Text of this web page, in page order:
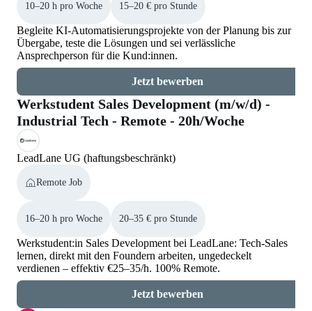
10–20 h pro Woche 15–20 € pro Stunde
Begleite KI-Automatisierungsprojekte von der Planung bis zur
Übergabe, teste die Lösungen und sei verlässliche
Ansprechperson für die Kund:innen.
Jetzt bewerben
Werkstudent Sales Development (m/w/d) -
Industrial Tech - Remote - 20h/Woche
LeadLane UG (haftungsbeschränkt)
Remote Job
16–20 h pro Woche 20–35 € pro Stunde
Werkstudent:in Sales Development bei LeadLane: Tech-Sales
lernen, direkt mit den Foundern arbeiten, ungedeckelt
verdienen – effektiv €25–35/h. 100% Remote.
Jetzt bewerben